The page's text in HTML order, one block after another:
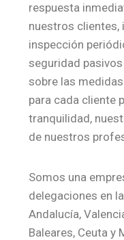
respuesta
nuestros
inspección
seguridad
sobre las
para cada cliente
tranquilidad,
de nuestros
Somos una
delegaciones en
Andalucía,
Baleares, Ceuta y